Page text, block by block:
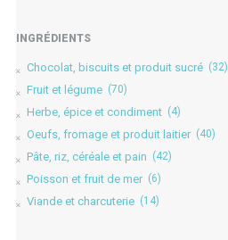
INGRÉDIENTS
Chocolat, biscuits et produit sucré (32)
Fruit et légume (70)
Herbe, épice et condiment (4)
Oeufs, fromage et produit laitier (40)
Pâte, riz, céréale et pain (42)
Poisson et fruit de mer (6)
Viande et charcuterie (14)